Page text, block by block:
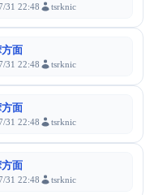
31 22:48 tsrknic
面
31 22:48 tsrknic
面
31 22:48 tsrknic
面
31 22:48 tsrknic